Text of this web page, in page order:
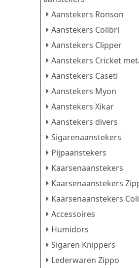
Aanstekers Ronson
Aanstekers Colibri
Aanstekers Clipper
Aanstekers Cricket
Aanstekers Caseti
Aanstekers Myon
Aanstekers Xikar
Aanstekers divers
Sigarenaanstekers
Pijpaanstekers
Kaarsenaanstekers
Kaarsenaanstekers
Kaarsenaanstekers
Accessoires
Humidors
Sigaren Knippers
Lederwaren Zippo